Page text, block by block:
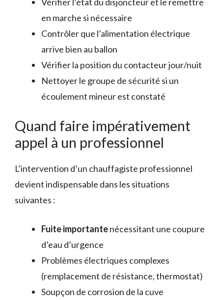
en marche si nécessaire
Contrôler que l’alimentation électrique
arrive bien au ballon
Vérifier la position du contacteur jour/nuit
Nettoyer le groupe de sécurité si un
écoulement mineur est constaté
Quand faire impérativement
appel à un professionnel
L’intervention d’un chauffagiste professionnel
devient indispensable dans les situations
suivantes :
Fuite importantenécessitant une coupure
d’eau d’urgence
Problèmes électriques complexes
(remplacement de résistance, thermostat)
Soupçon de corrosion de la cuve